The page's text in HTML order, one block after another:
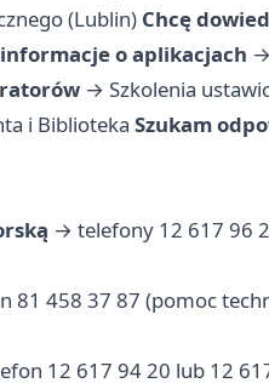
(Lublin) Chcę
o aplikacjach →
→ Szkolenia
i Biblioteka Szukam
→ telefony 12 617 96
81 458 37 87 (pomoc
12 617 94 20 lub 12